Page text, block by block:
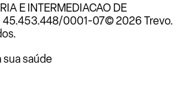
E INTERMEDIACAO DE
45.453.448/0001-07© 2026 Trevo.
saúde